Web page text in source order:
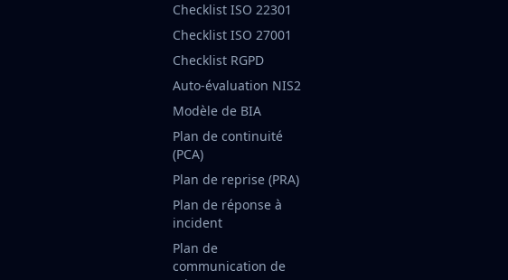
Checklist ISO 22301
Checklist ISO 27001
Checklist RGPD
Auto-évaluation NIS2
Modèle de BIA
Plan de continuité
(PCA)
Plan de reprise (PRA)
Plan de réponse à
incident
Plan de
communication de